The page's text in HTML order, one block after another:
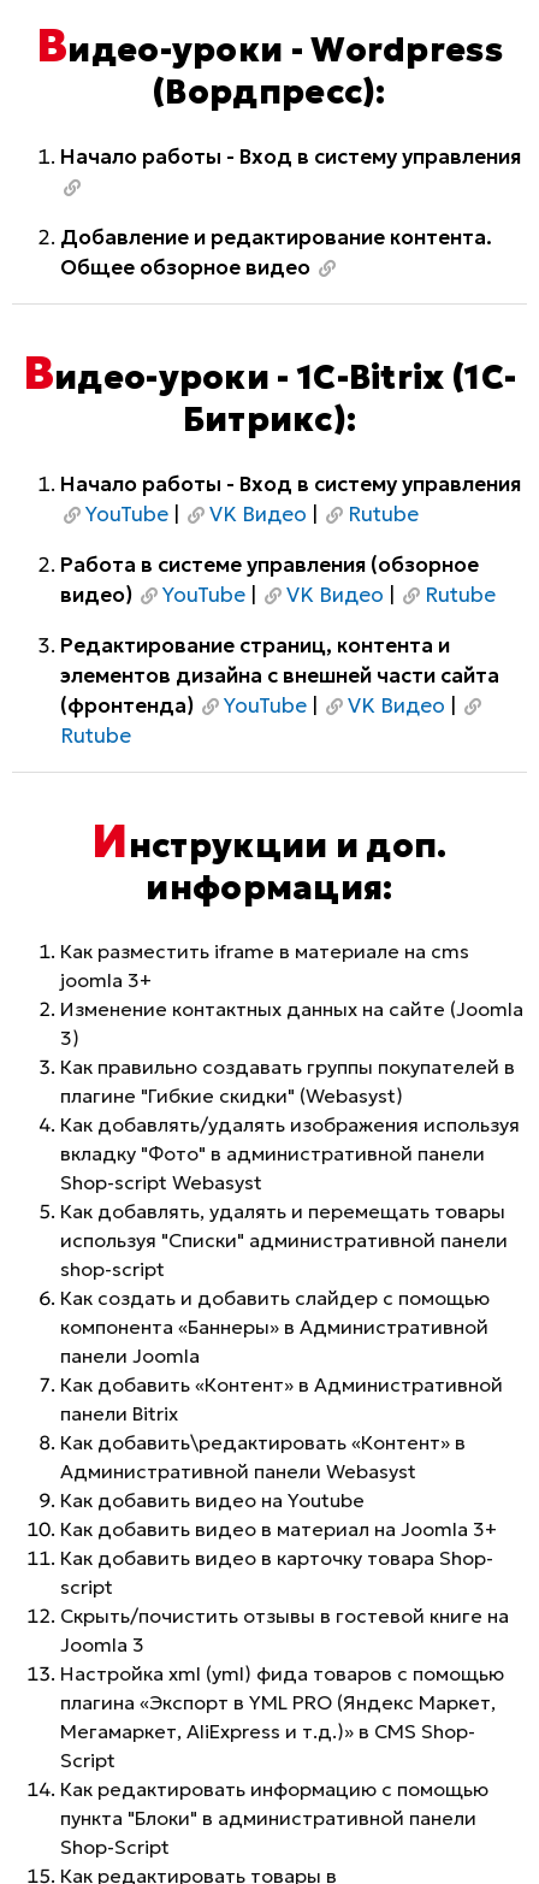
Видео-уроки - Wordpress
(Вордпресс):
Начало работы - Вход в систему управления
Добавление и редактирование контента.
Общее обзорное видео
Видео-уроки - 1C-Bitrix (1С-
Битрикс):
Начало работы - Вход в систему управления
YouTube | VK Видео |
Rutube
Работа в системе управления (обзорное
видео)
YouTube | VK Видео |
Rutube
Редактирование страниц, контента и
элементов дизайна с внешней части сайта
(фронтенда)
YouTube | VK Видео |
Rutube
Инструкции и доп.
информация:
Как разместить iframe в материале на cms
joomla 3+
Изменение контактных данных на сайте (Joomla
3)
Как правильно создавать группы покупателей в
плагине "Гибкие скидки" (Webasyst)
Как добавлять/удалять изображения используя
вкладку "Фото" в административной панели
Shop-script Webasyst
Как добавлять, удалять и перемещать товары
используя "Списки" административной панели
shop-script
Как создать и добавить слайдер с помощью
компонента «Баннеры» в Административной
панели Joomla
Как добавить «Контент» в Административной
панели Bitrix
Как добавить\редактировать «Контент» в
Административной панели Webasyst
Как добавить видео на Youtube
Как добавить видео в материал на Joomla 3+
Как добавить видео в карточку товара Shop-
script
Скрыть/почистить отзывы в гостевой книге на
Joomla 3
Настройка xml (yml) фида товаров с помощью
плагина «Экспорт в YML PRO (Яндекс Маркет,
Мегамаркет, AliExpress и т.д.)» в CMS Shop-
Script
Как редактировать информацию с помощью
пункта "Блоки" в административной панели
Shop-Script
Как редактировать товары в